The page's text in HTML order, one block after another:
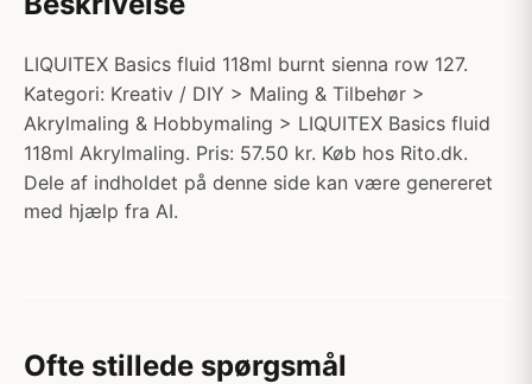
LIQUITEX Basics fluid 118ml burnt sienna row 127.
Kategori: Kreativ / DIY > Maling & Tilbehør >
Akrylmaling & Hobbymaling > LIQUITEX Basics fluid
118ml Akrylmaling. Pris: 57.50 kr. Køb hos Rito.dk.
Dele af indholdet på denne side kan være genereret
med hjælp fra AI.
Ofte stillede spørgsmål